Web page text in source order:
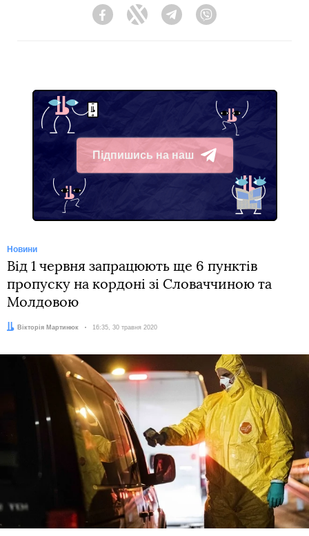
FacebookTwitter Telegram
Підпишись на наш
Telegram
Новини
Від 1 червня запрацюють ще 6 пунктів
пропуску на кордоні зі Словаччиною та
Молдовою
Автор:Вікторія Мартинюк Дата:
16:35, 30 травня 2020